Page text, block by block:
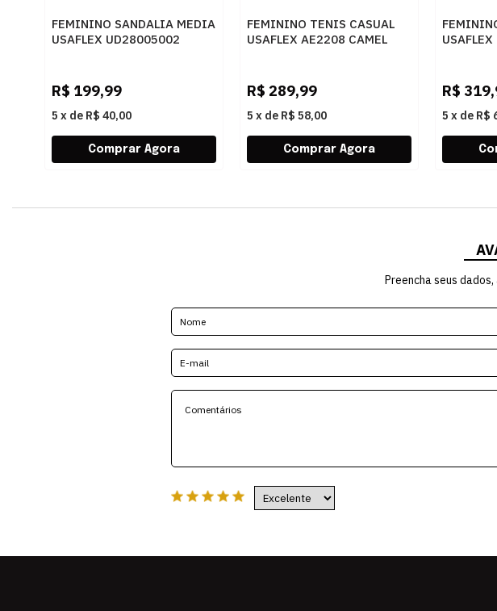
FEMININO SANDALIA MEDIA
USAFLEX UD28005002
R$ 199,99
5 x de R$ 40,00
FEMININO TENIS CASUAL
USAFLEX AE2208 CAMEL
R$ 289,99
5 x de R$ 58,00
R$
5 x de R$
Preencha seus